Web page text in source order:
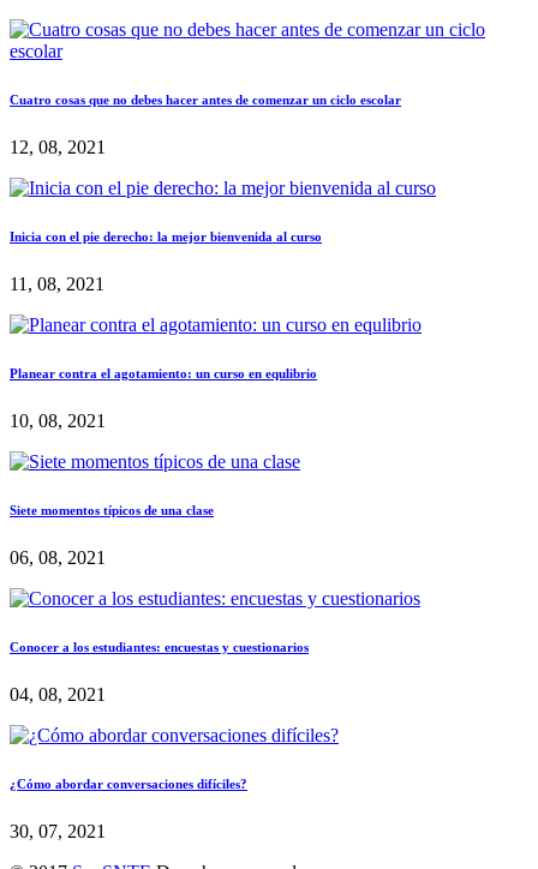
Cuatro cosas que no debes hacer antes de comenzar un ciclo escolar
12, 08, 2021
Inicia con el pie derecho: la mejor bienvenida al curso
11, 08, 2021
Planear contra el agotamiento: un curso en equlibrio
10, 08, 2021
Siete momentos típicos de una clase
06, 08, 2021
Conocer a los estudiantes: encuestas y cuestionarios
04, 08, 2021
¿Cómo abordar conversaciones difíciles?
30, 07, 2021